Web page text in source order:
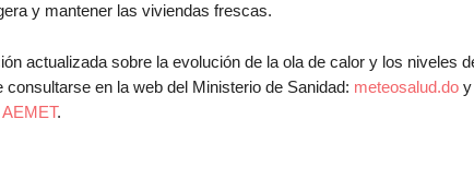
y mantener las viviendas frescas.
actualizada sobre la evolución de la ola de calor y los niveles
consultarse en la web del Ministerio de Sanidad: meteosalud.doy
.